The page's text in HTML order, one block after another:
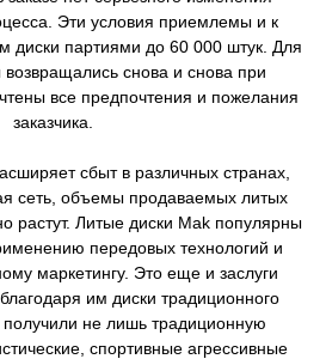
Эти условия приемлемы и к
диски партиями до 60 000 штук. Для
возвращались снова и снова при
все предпочтения и пожелания
заказчика.
сбыт в различных странах,
сеть, объемы продаваемых литых
растут. Литые диски Mak популярны
передовых технологий и
маркетингу. Это еще и заслуги
им диски традиционного
получили не лишь традиционную
спортивные агрессивные